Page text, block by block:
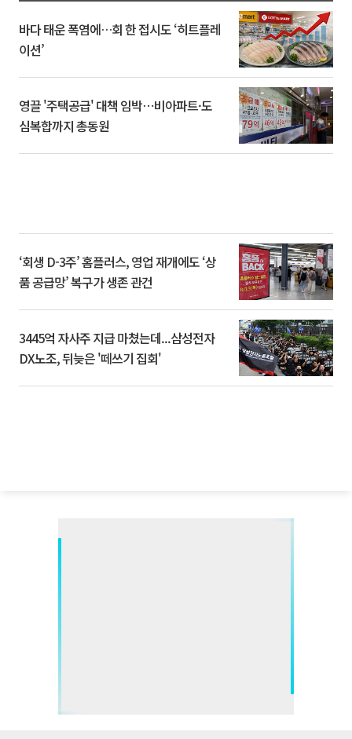
바다 태운 폭염에…회 한 접시도 ‘히트플레
이션’
영끌 '주택공급' 대책 임박⋯비아파트·도
심복합까지 총동원
‘회생 D-3주’ 홈플러스, 영업 재개에도 ‘상
품 공급망’ 복구가 생존 관건
3445억 자사주 지급 마쳤는데...삼성전자
DX노조, 뒤늦은 '떼쓰기 집회'